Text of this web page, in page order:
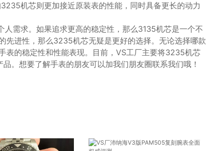
机芯则更加接近原装表的性能，同时具备更长的动力
需求。如果追求更高的稳定性，那么3135机芯是一个不
先进性，那么3235机芯无疑是更好的选择。无论选择哪款
表的稳定性和性能表现。目前，VS工厂主要将3235机芯
。想要了解手表的朋友可以加我们朋友圈联系我们哦！